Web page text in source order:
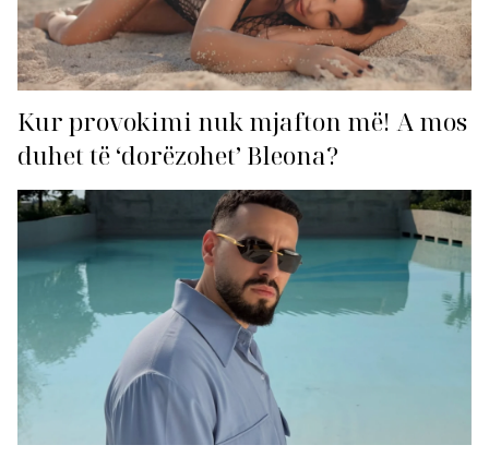
Kur provokimi nuk mjafton më! A mos
duhet të ‘dorëzohet’ Bleona?